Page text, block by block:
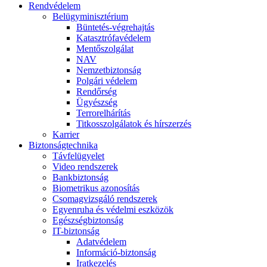
Rendvédelem
Belügyminisztérium
Büntetés-végrehajtás
Katasztrófavédelem
Mentőszolgálat
NAV
Nemzetbiztonság
Polgári védelem
Rendőrség
Ügyészség
Terrorelhárítás
Titkosszolgálatok és hírszerzés
Karrier
Biztonságtechnika
Távfelügyelet
Video rendszerek
Bankbiztonság
Biometrikus azonosítás
Csomagvizsgáló rendszerek
Egyenruha és védelmi eszközök
Egészségbiztonság
IT-biztonság
Adatvédelem
Információ-biztonság
Iratkezelés